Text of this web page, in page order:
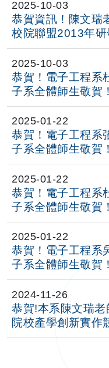
2025-10-03
恭賀資訊！陳文瑞
校院聯盟2013年
獲 佳作！
2025-10-03
恭賀！電子工程系
子系全體師生敬賀！
2025-01-22
恭賀！電子工程系
子系全體師生敬賀！
2025-01-22
恭賀！電子工程系
子系全體師生敬賀！
2025-01-22
恭賀！電子工程系
子系全體師生敬賀！
2024-11-26
恭賀!本系陳文瑞
院校產學創新實作
計獎，電子系全體